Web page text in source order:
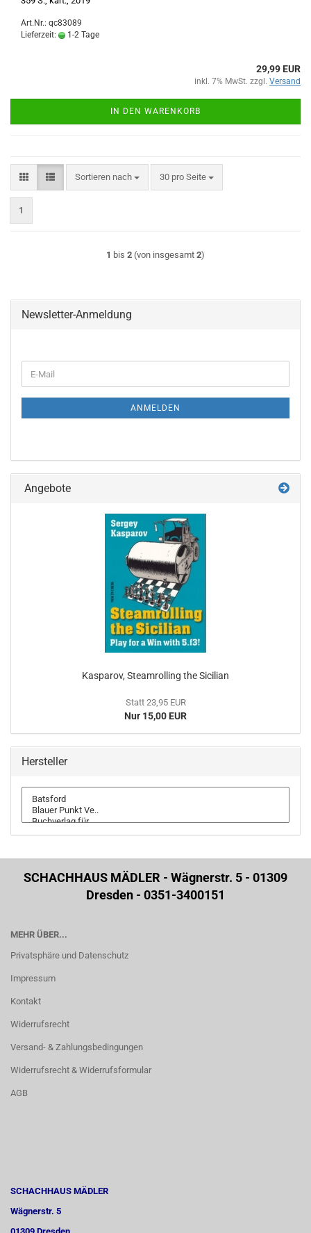
Art.Nr.: qc83089
Lieferzeit:
1-2 Tage
29,99 EUR
inkl. 7% MwSt. zzgl. Versand
IN DEN WARENKORB
Sortieren nach
Sortieren nach 30 pro Seite
pro Seite
1
1 bis 2 (von insgesamt 2)
Newsletter-Anmeldung
ZUR
E-
Mail
ANMELDEN
Angebote
Kasparov, Steamrolling the Sicilian
Statt 23,95 EUR
Nur 15,00 EUR
Hersteller
SCHACHHAUS MÄDLER - Wägnerstr. 5 - 01309
Dresden - 0351-3400151
MEHR ÜBER...
Privatsphäre und Datenschutz
Impressum
Kontakt
Widerrufsrecht
Versand- & Zahlungsbedingungen
Widerrufsrecht & Widerrufsformular
AGB
SCHACHHAUS MÄDLER
Wägnerstr. 5